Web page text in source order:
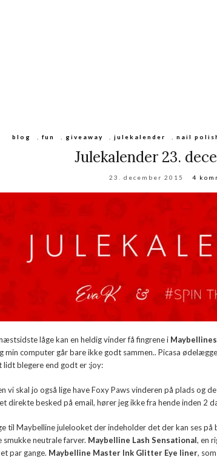
blog ,fun giveaway ,julekalender ,nail
Julekalender 23.
23. december 2015 4
låge kan en heldig vinder få fingrene i
min computer går bare ikke godt sammen.. Picasa
lidt blegere end godt er :joy:
vi skal jo også lige have Foxy Paws vinderen på plads og
direkte besked på email, hører jeg ikke fra hende inden 2
til Maybelline julelooket der indeholder det der kan ses på
smukke neutrale farver. Maybelline Lash Sensational, en
par gange. Maybelline Master Ink Glitter Eye liner,